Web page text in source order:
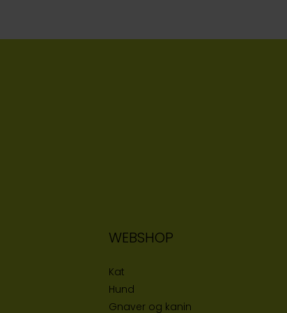
WEBSHOP
Kat
Hund
Gnaver og kanin